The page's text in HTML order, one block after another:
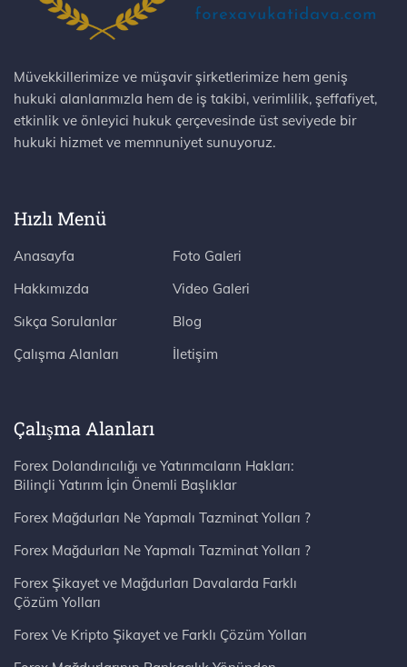
Müvekkillerimize ve müşavir şirketlerimize hem geniş
hukuki alanlarımızla hem de iş takibi, verimlilik, şeffafiyet,
etkinlik ve önleyici hukuk çerçevesinde üst seviyede bir
hukuki hizmet ve memnuniyet sunuyoruz.
Hızlı Menü
Anasayfa
Hakkımızda
Sıkça Sorulanlar
Çalışma Alanları
Foto Galeri
Video Galeri
Blog
İletişim
Çalışma Alanları
Forex Dolandırıcılığı ve Yatırımcıların Hakları:
Bilinçli Yatırım İçin Önemli Başlıklar
Forex Mağdurları Ne Yapmalı Tazminat Yolları ?
Forex Mağdurları Ne Yapmalı Tazminat Yolları ?
Forex Şikayet ve Mağdurları Davalarda Farklı
Çözüm Yolları
Forex Ve Kripto Şikayet ve Farklı Çözüm Yolları